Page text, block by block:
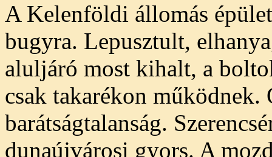
A Kelenföldi állomás
bugyra. Lepusztult,
aluljáró most kihalt, a
csak takarékon működnek.
barátságtalanság.
dunaújvárosi gyors. A